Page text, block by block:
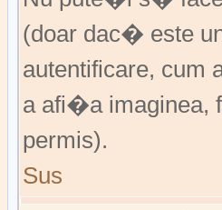
(doar dac� este
autentificare, cum
a afi�a imaginea,
permis).
Sus